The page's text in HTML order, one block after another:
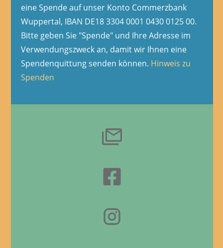
eine Spende auf unser Konto Commerzbank
Wuppertal, IBAN DE18 3304 0001 0430 0125 00.
Bitte geben Sie "Spende" und Ihre Adresse im
Verwendungszweck an, damit wir Ihnen eine
Spendenquittung senden können. Hinweis zu
Spenden